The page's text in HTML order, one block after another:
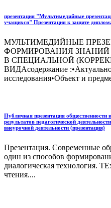
презентация "Мультимедийные
учащихся" Презентация к защите
МУЛЬТИМЕДИЙНЫЕ
ФОРМИРОВАНИЯ
В СПЕЦИАЛЬНОЙ
ВИДАсодержание
исследования•Объект и
Публичная презентация
результатов педагогической
внеурочной деятельности (презентация)
Презентация. Современные
один из способов
диалогическая технология.
чтения....